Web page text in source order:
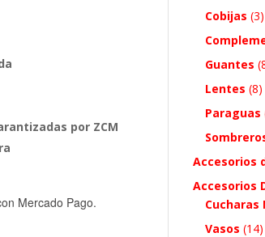
por ZCM
Mercado Pago.
Cobijas (3)
Guantes
Lentes (8)
Paraguas
Accesorios
Accesorios
Cucharas
Vasos (14)